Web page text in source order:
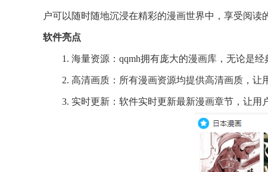
户可以随时随地沉浸在精彩的漫画世界中，享受阅读
软件亮点
1. 海量资源：qqmh拥有庞大的漫画库，无论是
2. 高清画质：所有漫画资源均提供高清画质，让
3. 实时更新：软件实时更新最新漫画章节，让用